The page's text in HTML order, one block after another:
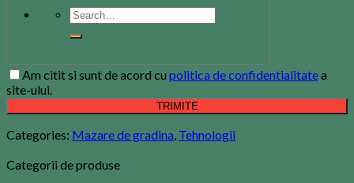
Am citit si sunt de acord cu politica de confidentialitatea
site-ului.
Categories: Mazare de gradina, Tehnologii
Categorii de produse